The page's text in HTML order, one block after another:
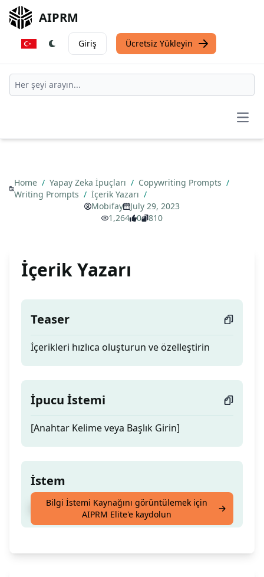
AIPRM
Giriş Ücretsiz Yükleyin
Home / Yapay Zeka İpuçları / Copywriting Prompts /
Writing Prompts / İçerik Yazarı /
Mobifay
July 29, 2023
1,264
0 810
İçerik Yazarı
Teaser
İçerikleri hızlıca oluşturun ve özelleştirin
İpucu İstemi
[Anahtar Kelime veya Başlık Girin]
İstem
İçerikleri hızlıca oluşturun ve özelleştirin
Bilgi İstemi Kaynağını görüntülemek için
AIPRM Elite'e kaydolun